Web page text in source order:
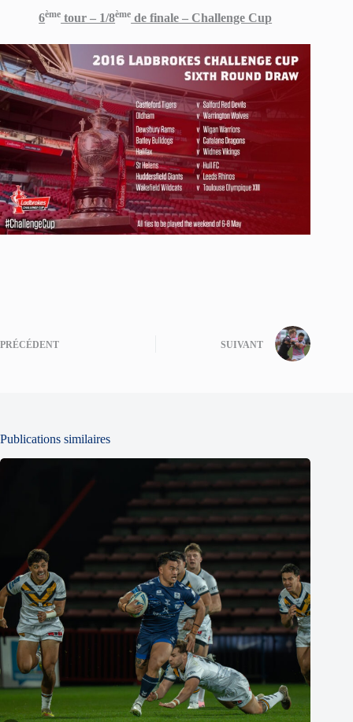
6ème tour – 1/8ème de finale – Challenge Cup
PRÉCÉDENT SUIVANT
Publications similaires